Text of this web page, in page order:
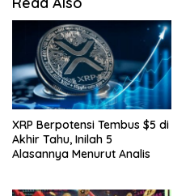
XRP Berpotensi Tembus $5 di
Akhir Tahu, Inilah 5
Alasannya Menurut Analis